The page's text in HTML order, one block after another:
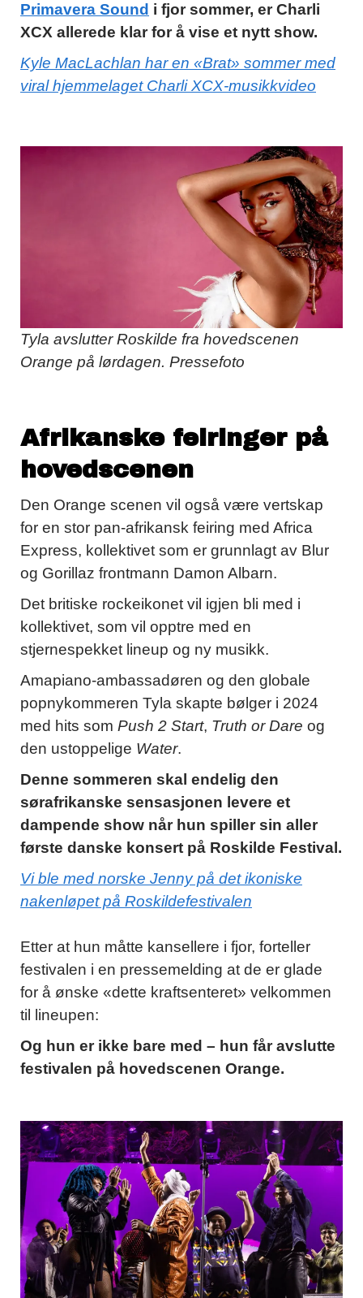
Primavera Sound i fjor sommer, er Charli
XCX allerede klar for å vise et nytt show.
Kyle MacLachlan har en «Brat» sommer med
viral hjemmelaget Charli XCX-musikkvideo
Tyla avslutter Roskilde fra hovedscenen
Orange på lørdagen. Pressefoto
Afrikanske feiringer på
hovedscenen
Den Orange scenen vil også være vertskap
for en stor pan-afrikansk feiring med Africa
Express, kollektivet som er grunnlagt av Blur
og Gorillaz frontmann Damon Albarn.
Det britiske rockeikonet vil igjen bli med i
kollektivet, som vil opptre med en
stjernespekket lineup og ny musikk.
Amapiano-ambassadøren og den globale
popnykommeren Tyla skapte bølger i 2024
med hits som Push 2 Start, Truth or Dare og
den ustoppelige Water.
Denne sommeren skal endelig den
sørafrikanske sensasjonen levere et
dampende show når hun spiller sin aller
første danske konsert på Roskilde Festival.
Vi ble med norske Jenny på det ikoniske
nakenløpet på Roskildefestivalen
Etter at hun måtte kansellere i fjor, forteller
festivalen i en pressemelding at de er glade
for å ønske «dette kraftsenteret» velkommen
til lineupen:
Og hun er ikke bare med – hun får avslutte
festivalen på hovedscenen Orange.